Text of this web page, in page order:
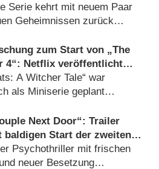
Serie kehrt mit neuem Paar
Geheimnissen zurück
zum Start von „The
4“: Netflix veröffentlicht
Spin-off mit Dolph
A Witcher Tale“ war
als Miniserie geplant
Next Door“: Trailer
baldigen Start der zweiten
Psychothriller mit frischen
neuer Besetzung